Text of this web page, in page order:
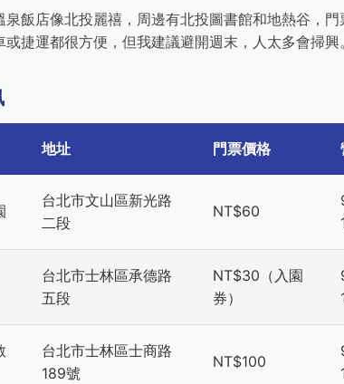
泉飯店像北投麗禧，周邊有北投圖書館和地熱谷，
捷運都很方便，但我建議避開週末，人太多會掃興。
地址 門票價格
台北市文山區新光路
二段
NT$60
台北市士林區承德路
五段
NT$30（入園
券）
台北市士林區士商路
189號
NT$100